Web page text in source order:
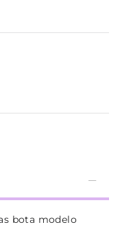
bota modelo